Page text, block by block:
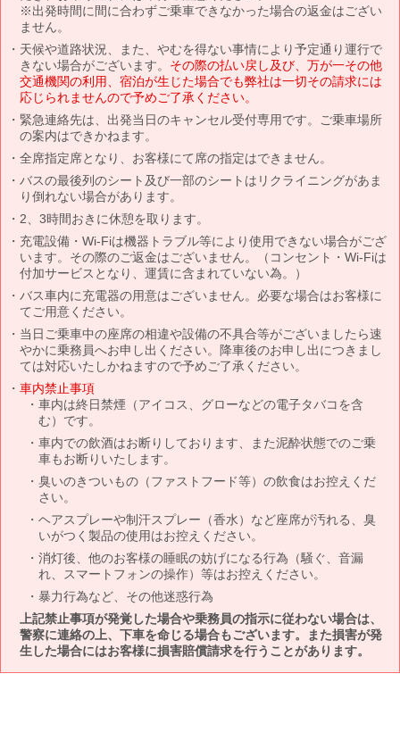
※出発時間に間に合わずご乗車できなかった場合の返金はござい
ません。
天候や道路状況、また、やむを得ない事情により予定通り運行で
きない場合がございます。 その際の払い戻し及び、万が一その他
交通機関の利用、宿泊が生じた場合でも弊社は一切その請求には
応じられませんので予めご了承ください。
緊急連絡先は、出発当日のキャンセル受付専用です。ご乗車場所
の案内はできかねます。
全席指定席となり、お客様にて席の指定はできません。
バスの最後列のシート及び一部のシートはリクライニングがあま
り倒れない場合があります。
2、3時間おきに休憩を取ります。
充電設備・Wi-Fiは機器トラブル等により使用できない場合がござ
います。その際のご返金はございません。（コンセント・Wi-Fiは
付加サービスとなり、運賃に含まれていない為。）
バス車内に充電器の用意はございません。必要な場合はお客様に
てご用意ください。
当日ご乗車中の座席の相違や設備の不具合等がございましたら速
やかに乗務員へお申し出ください。降車後のお申し出につきまし
ては対応いたしかねますので予めご了承ください。
車内禁止事項
車内は終日禁煙（アイコス、グローなどの電子タバコを含
む）です。
車内での飲酒はお断りしております、また泥酔状態でのご乗
車もお断りいたします。
臭いのきついもの（ファストフード等）の飲食はお控えくだ
さい。
ヘアスプレーや制汗スプレー（香水）など座席が汚れる、臭
いがつく製品の使用はお控えください。
消灯後、他のお客様の睡眠の妨げになる行為（騒ぐ、音漏
れ、スマートフォンの操作）等はお控えください。
暴力行為など、その他迷惑行為
上記禁止事項が発覚した場合や乗務員の指示に従わない場合は、
警察に連絡の上、下車を命じる場合もございます。また損害が発
生した場合にはお客様に損害賠償請求を行うことがあります。